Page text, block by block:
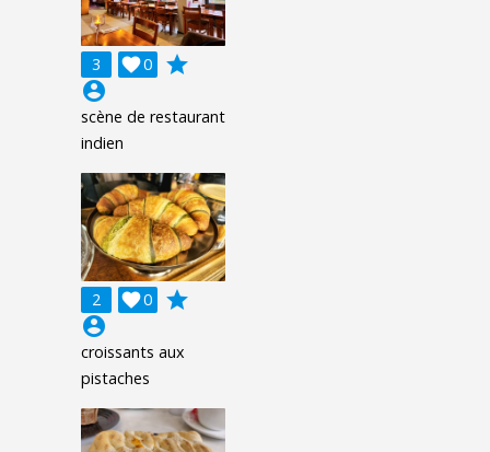
3 0

grade
account_circle
scène de restaurant
indien
2 0

grade
account_circle
croissants aux
pistaches